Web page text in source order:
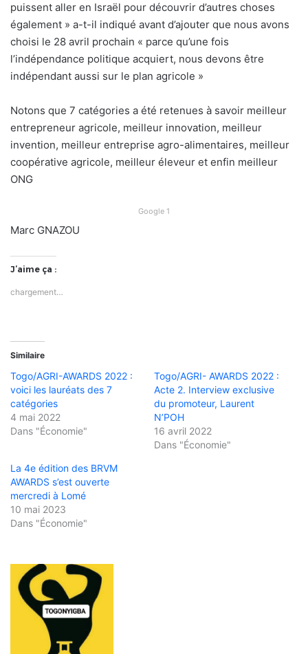
puissent aller en Israël pour découvrir d’autres choses
également » a-t-il indiqué avant d’ajouter que nous avons
choisi le 28 avril prochain « parce qu’une fois
l’indépendance politique acquiert, nous devons être
indépendant aussi sur le plan agricole »
Notons que 7 catégories a été retenues à savoir meilleur
entrepreneur agricole, meilleur innovation, meilleur
invention, meilleur entreprise agro-alimentaires, meilleur
coopérative agricole, meilleur éleveur et enfin meilleur
ONG
Google 1
Marc GNAZOU
J’aime ça :
chargement…
Similaire
Togo/AGRI-AWARDS 2022 :
voici les lauréats des 7
catégories
4 mai 2022
Dans "Économie"
Togo/AGRI- AWARDS 2022 :
Acte 2. Interview exclusive
du promoteur, Laurent
N’POH
16 avril 2022
Dans "Économie"
La 4e édition des BRVM
AWARDS s’est ouverte
mercredi à Lomé
10 mai 2023
Dans "Économie"